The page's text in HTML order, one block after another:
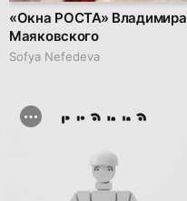
«Окна РОСТА» Владимира
Маяковского
Sofya Nefedeva